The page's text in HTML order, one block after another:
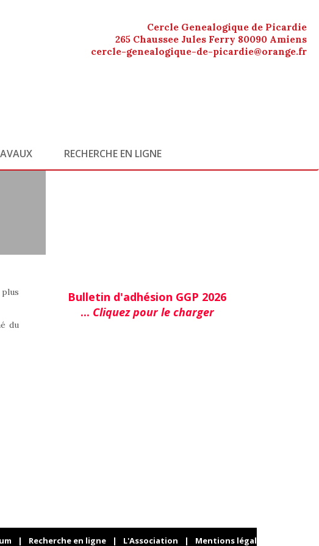
Cercle Genealogique de Picardie
265 Chaussee Jules Ferry 80090 Amiens
cercle-genealogique-de-picardie@orange.fr
RECHERCHE EN LIGNE
du
Bulletin d'adhésion GGP 2026
... Cliquez pour le charger
| Recherche en ligne | L'Association | Mentions légales